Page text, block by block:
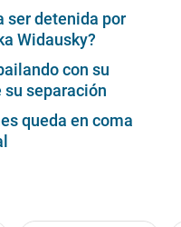
ser detenida por
Widausky?
con su
su separación
queda en coma